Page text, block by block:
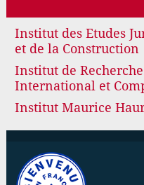
Institut des Etudes
et de la Construction
Institut de
International et
Institut Maurice